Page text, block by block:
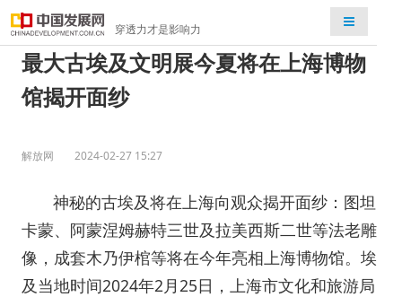
穿透力才是影响力
检索
最大古埃及文明展今夏将在上海博物
馆揭开面纱
解放网 2024-02-27 15:27
神秘的古埃及将在上海向观众揭开面纱：图坦
卡蒙、阿蒙涅姆赫特三世及拉美西斯二世等法老雕
像，成套木乃伊棺等将在今年亮相上海博物馆。埃
及当地时间2024年2月25日，上海市文化和旅游局